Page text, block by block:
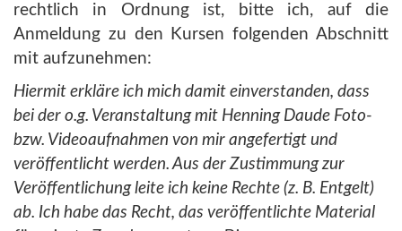
rechtlich in Ordnung ist, bitte ich, auf die
Anmeldung zu den Kursen folgenden Abschnitt
mit aufzunehmen:
Hiermit erkläre ich mich damit einverstanden, dass
bei der o.g. Veranstaltung mit Henning Daude Foto-
bzw. Videoaufnahmen von mir angefertigt und
veröffentlicht werden. Aus der Zustimmung zur
Veröffentlichung leite ich keine Rechte (z. B. Entgelt)
ab. Ich habe das Recht, das veröffentlichte Material